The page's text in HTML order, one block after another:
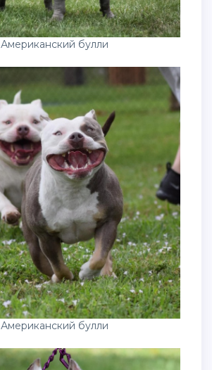
Американский булли
Американский булли